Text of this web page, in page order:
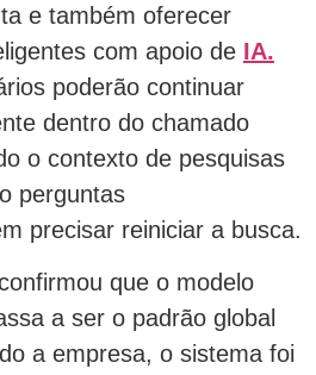
e também oferecer
com apoio de IA.
poderão continuar
dentro do chamado
o contexto de pesquisas
perguntas
precisar reiniciar a busca.
que o modelo
a ser o padrão global
a empresa, o sistema foi